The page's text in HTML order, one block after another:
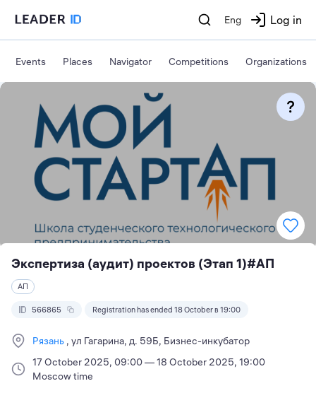
Eng Log in
Events Places Navigator Competitions Organizations
Экспертиза (аудит) проектов (Этап 1)#АП
АП
566865 Registration has ended 18 October в 19:00
Рязань ул Гагарина, д. 59Б, Бизнес-инкубатор
17 October 2025, 09:00 — 18 October 2025, 19:00
Moscow time